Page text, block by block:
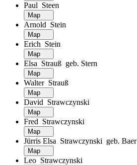
Paul Steen
Arnold Stein
Erich Stein
Elsa Strauß geb. Stern
Walter Strauß
David Strawczynski
Fred Strawczynski
Jürris Elsa Strawczynski geb. Baer
Leo Strawczynski